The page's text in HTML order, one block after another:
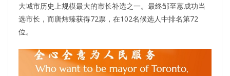
大城市历史上规模最大的市长补选之一。最终邹至蕙成功当
选市长，而唐炜臻获得72票，在102名候选人中排名第72
位。